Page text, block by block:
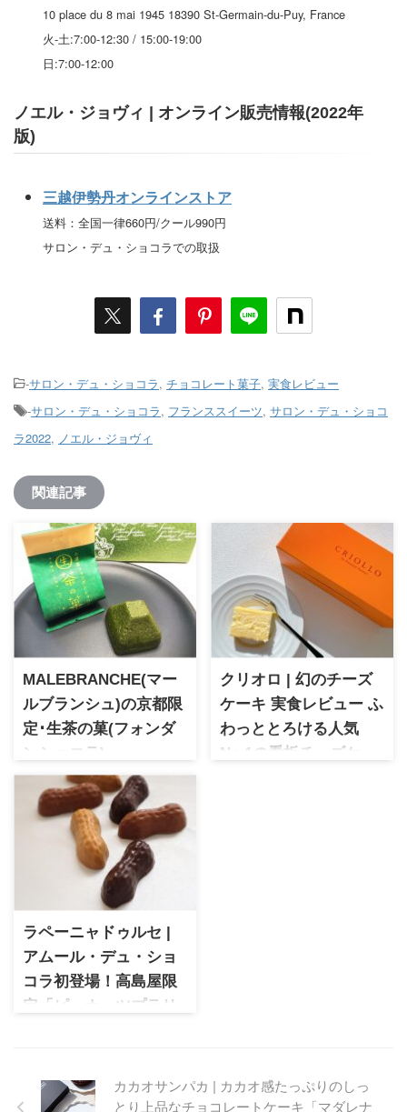
10 place du 8 mai 1945 18390 St-Germain-du-Puy, France
火-土:7:00-12:30 / 15:00-19:00
日:7:00-12:00
ノエル・ジョヴィ | オンライン販売情報(2022年
版)
三越伊勢丹オンラインストア
送料：全国一律660円/クール990円
サロン・デュ・ショコラでの取扱
-サロン・デュ・ショコラ, チョコレート菓子, 実食レビュー
-サロン・デュ・ショコラ, フランススイーツ, サロン・デュ・ショコ
ラ2022, ノエル・ジョヴィ
関連記事
MALEBRANCHE(マー
ルブランシュ)の京都限
定･生茶の菓(フォンダ
ンショコラ)
「京都クオリティ」がコンセ
プトの人気ブランド「マール
ブランシュ」。京都限定で販
売されている生茶の菓はお濃
茶のフォンダンショコラ。香
り高いお濃茶とチョコとの絶
妙なハーモニーで話題のスイ
ーツです♡
クリオロ | 幻のチーズ
ケーキ 実食レビュー ふ
わっととろける人気
No.1の看板チーズケー
ラペーニャドゥルセ |
アムール・デュ・ショ
コラ初登場！高島屋限
定「ピーナッツプラリ
で、高島屋限定で販売されたカカオサンパカ | カカオ感たっぷりのしっ
とり上品なチョコレートケーキ「マダレナ